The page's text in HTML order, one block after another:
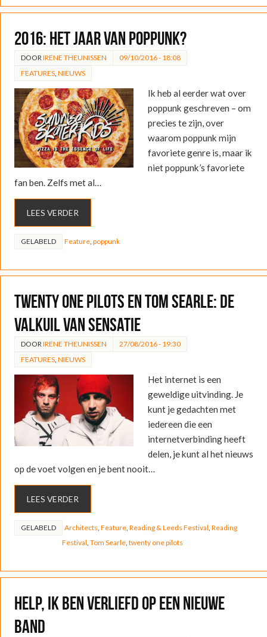
2016: Het jaar van poppunk?
DOOR IRENE THEUNISSEN
09/10/2016 - 18:08
FEATURES, NIEUWS
Ik heb al eerder wat over
poppunk geschreven – om
precies te zijn, over
waarom poppunk mijn
favoriete genre is, maar ik
niet poppunk’s favoriete
fan ben. Zelfs met al…
LEES VERDER
GELABELD Feature, poppunk
twenty one pilots en Tom Searle: de
valkuil van sensatie
DOOR IRENE THEUNISSEN
27/08/2016 - 19:30
FEATURES, NIEUWS
Het internet is een
geweldige uitvinding. Je
kunt je gedachten met
iedereen die een
internetverbinding heeft
delen, je kunt al het nieuws
op de voet volgen en je bent nooit…
LEES VERDER
GELABELD Architects Feature, Reading & Leeds Festival Reading
Festival Tom Searle, twenty one pilots
Help, ik ben verliefd op een nieuwe
band